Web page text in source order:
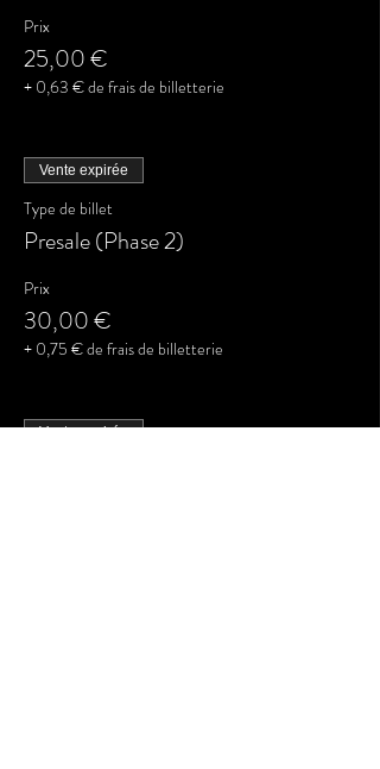
Prix
25,00 €
+ 0,63 € de frais de billetterie
Vente expirée
Type de billet
Presale (Phase 2)
Prix
30,00 €
+ 0,75 € de frais de billetterie
Vente expirée